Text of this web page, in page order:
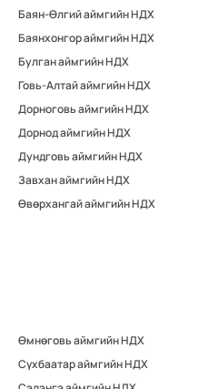
Баян-Өлгий аймгийн НДХ
Баянхонгор аймгийн НДХ
Булган аймгийн НДХ
Говь-Алтай аймгийн НДХ
Дорноговь аймгийн НДХ
Дорнод аймгийн НДХ
Дундговь аймгийн НДХ
Завхан аймгийн НДХ
Өвөрхангай аймгийн НДХ
Өмнөговь аймгийн НДХ
Сүхбаатар аймгийн НДХ